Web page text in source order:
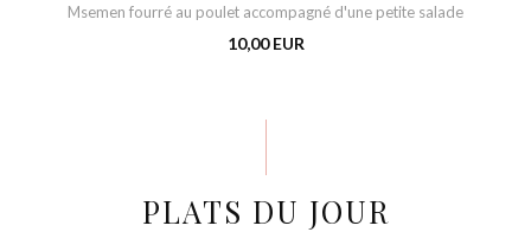
Msemen fourré au poulet accompagné d'une petite salade
10,00 EUR
PLATS DU JOUR